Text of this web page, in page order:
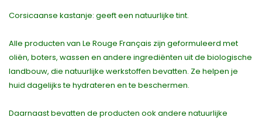
Corsicaanse kastanje: geeft een natuurlijke tint.
Alle producten van Le Rouge Français zijn geformuleerd met
oliën, boters, wassen en andere ingrediënten uit de biologische
landbouw, die natuurlijke werkstoffen bevatten. Ze helpen je
huid dagelijks te hydrateren en te beschermen.
Daarnaast bevatten de producten ook andere natuurlijke